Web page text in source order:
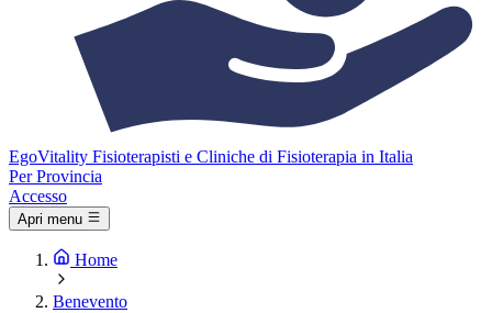
EgoVitality Fisioterapisti e Cliniche di Fisioterapia in Italia
Per Provincia
Accesso
Apri menu
Home
Benevento